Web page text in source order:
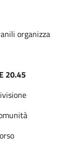
organizza
20.45